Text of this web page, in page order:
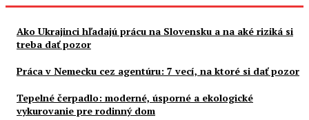
Ako Ukrajinci hľadajú prácu na Slovensku a na aké riziká si
treba dať pozor
Práca v Nemecku cez agentúru: 7 vecí, na ktoré si dať pozor
Tepelné čerpadlo: moderné, úsporné a ekologické
vykurovanie pre rodinný dom